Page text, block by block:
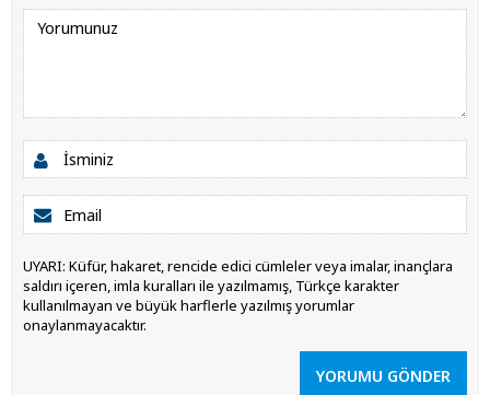
UYARI: Küfür, hakaret, rencide edici cümleler veya imalar, inançlara
saldırı içeren, imla kuralları ile yazılmamış, Türkçe karakter
kullanılmayan ve büyük harflerle yazılmış yorumlar
onaylanmayacaktır.
YORUMU GÖNDER